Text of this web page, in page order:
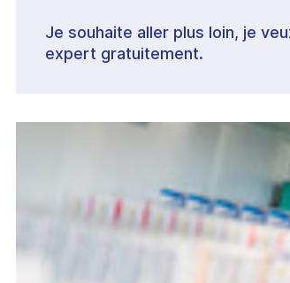
Je souhaite aller plus loin, je
expert gratuitement.